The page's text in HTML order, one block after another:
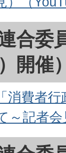
合委
開催
消費者
～記者